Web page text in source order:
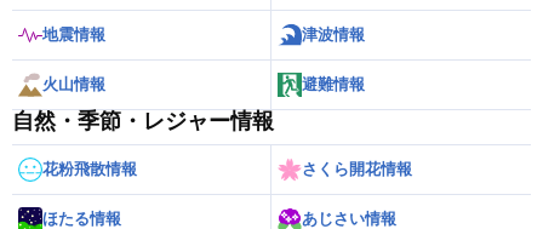
地震情報 津波情報
火山情報 避難情報
自然・季節・レジャー情報
花粉飛散情報 さくら開花情報
ほたる情報 あじさい情報